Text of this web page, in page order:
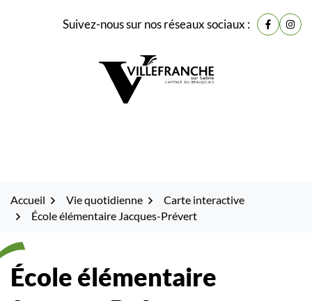
Suivez-nous sur nos réseaux sociaux : Lien vers
Lien
Accueil Vie quotidienne
Carte interactive
École élémentaire Jacques-Prévert
École élémentaire